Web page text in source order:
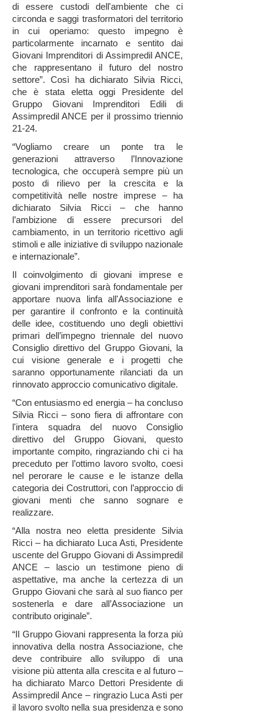
di essere custodi dell'ambiente che ci
circonda e saggi trasformatori del territorio
in cui operiamo: questo impegno è
particolarmente incarnato e sentito dai
Giovani Imprenditori di Assimpredil ANCE,
che rappresentano il futuro del nostro
settore”. Così ha dichiarato Silvia Ricci,
che è stata eletta oggi Presidente del
Gruppo Giovani Imprenditori Edili di
Assimpredil ANCE per il prossimo triennio
21-24.
“Vogliamo creare un ponte tra le
generazioni attraverso l’Innovazione
tecnologica, che occuperà sempre più un
posto di rilievo per la crescita e la
competitività nelle nostre imprese – ha
dichiarato Silvia Ricci – che hanno
l’ambizione di essere precursori del
cambiamento, in un territorio ricettivo agli
stimoli e alle iniziative di sviluppo nazionale
e internazionale”.
Il coinvolgimento di giovani imprese e
giovani imprenditori sarà fondamentale per
apportare nuova linfa all'Associazione e
per garantire il confronto e la continuità
delle idee, costituendo uno degli obiettivi
primari dell’impegno triennale del nuovo
Consiglio direttivo del Gruppo Giovani, la
cui visione generale e i progetti che
saranno opportunamente rilanciati da un
rinnovato approccio comunicativo digitale.
“Con entusiasmo ed energia – ha concluso
Silvia Ricci – sono fiera di affrontare con
l'intera squadra del nuovo Consiglio
direttivo del Gruppo Giovani, questo
importante compito, ringraziando chi ci ha
preceduto per l’ottimo lavoro svolto, coesi
nel perorare le cause e le istanze della
categoria dei Costruttori, con l’approccio di
giovani menti che sanno sognare e
realizzare.
“Alla nostra neo eletta presidente Silvia
Ricci – ha dichiarato Luca Asti, Presidente
uscente del Gruppo Giovani di Assimpredil
ANCE – lascio un testimone pieno di
aspettative, ma anche la certezza di un
Gruppo Giovani che sarà al suo fianco per
sostenerla e dare all’Associazione un
contributo originale”.
“Il Gruppo Giovani rappresenta la forza più
innovativa della nostra Associazione, che
deve contribuire allo sviluppo di una
visione più attenta alla crescita e al futuro –
ha dichiarato Marco Dettori Presidente di
Assimpredil Ance – ringrazio Luca Asti per
il lavoro svolto nella sua presidenza e sono